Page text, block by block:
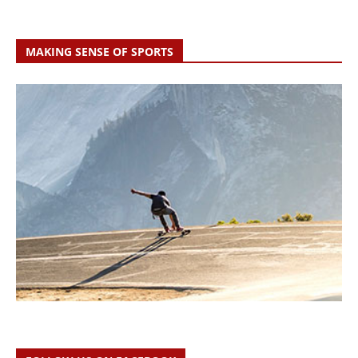
MAKING SENSE OF SPORTS